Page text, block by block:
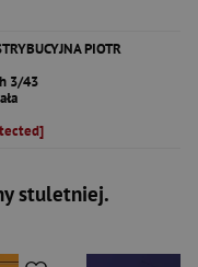
PIOTR
3/43
stuletniej.